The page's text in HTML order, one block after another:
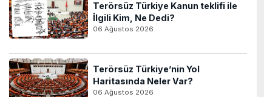
Terörsüz Türkiye Kanun teklifi ile
İlgili Kim, Ne Dedi?
06 Ağustos 2026
Terörsüz Türkiye’nin Yol
Haritasında Neler Var?
06 Ağustos 2026